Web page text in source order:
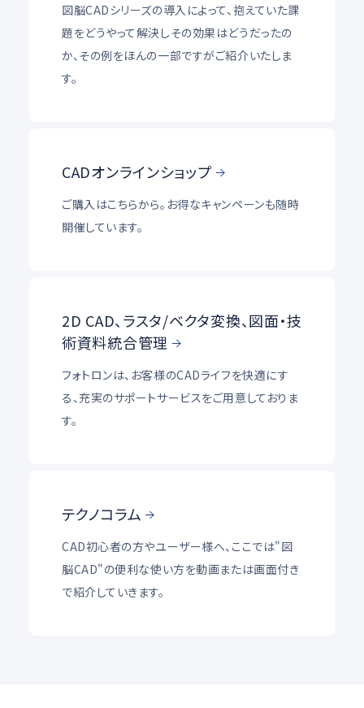
図脳CADシリーズの導入によって、抱えていた課
題をどうやって解決しその効果はどうだったの
か、その例をほんの一部ですがご紹介いたしま
す。
CADオンラインショップ
ご購入はこちらから。お得なキャンペーンも随時
開催しています。
2D CAD、ラスタ/ベクタ変換、図面・技
術資料統合管理
フォトロンは、お客様のCADライフを快適にす
る、充実のサポートサービスをご用意しておりま
す。
テクノコラム
CAD初心者の方やユーザー様へ、ここでは"図
脳CAD"の便利な使い方を動画または画面付き
で紹介していきます。